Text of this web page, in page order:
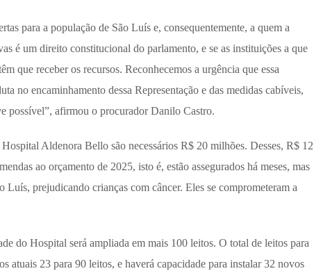
para a população de São Luís e, consequentemente, a quem a
é um direito constitucional do parlamento, e se as instituições a que
que receber os recursos. Reconhecemos a urgência que essa
no encaminhamento dessa Representação e das medidas cabíveis,
possível”, afirmou o procurador Danilo Castro.
Aldenora Bello são necessários R$ 20 milhões. Desses, R$ 12
ao orçamento de 2025, isto é, estão assegurados há meses, mas
Luís, prejudicando crianças com câncer. Eles se comprometeram a
do Hospital será ampliada em mais 100 leitos. O total de leitos para
atuais 23 para 90 leitos, e haverá capacidade para instalar 32 novos